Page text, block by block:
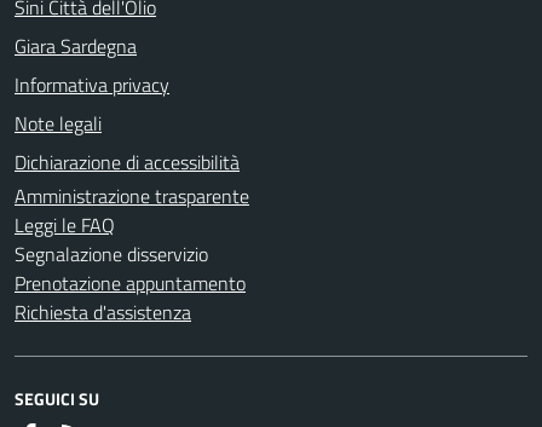
Sini Città dell'Olio
Giara Sardegna
Informativa privacy
Note legali
Dichiarazione di accessibilità
Amministrazione trasparente
Leggi le FAQ
Segnalazione disservizio
Prenotazione appuntamento
Richiesta d'assistenza
SEGUICI SU